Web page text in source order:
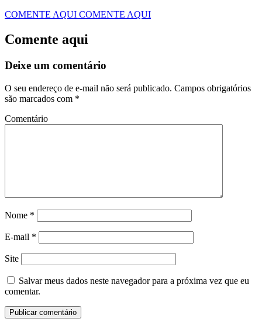
COMENTE AQUI COMENTE AQUI
Comente aqui
Deixe um comentário
O seu endereço de e-mail não será publicado. Campos obrigatórios
são marcados com *
Comentário
Nome *
E-mail *
Site
Salvar meus dados neste navegador para a próxima vez que eu
comentar.